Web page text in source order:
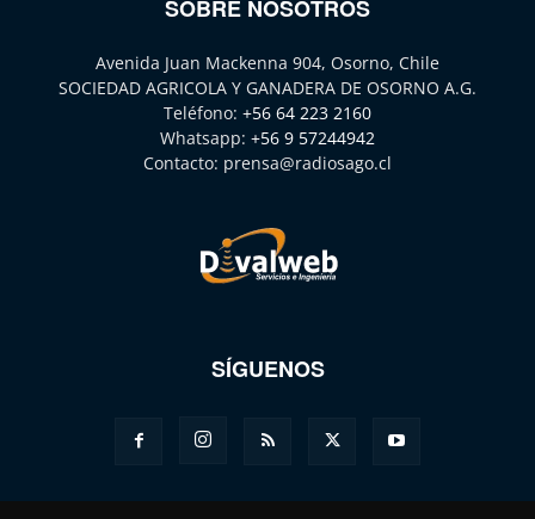
SOBRE NOSOTROS
Avenida Juan Mackenna 904, Osorno, Chile
SOCIEDAD AGRICOLA Y GANADERA DE OSORNO A.G.
Teléfono: +56 64 223 2160
Whatsapp: +56 9 57244942
Contacto: prensa@radiosago.cl
SÍGUENOS